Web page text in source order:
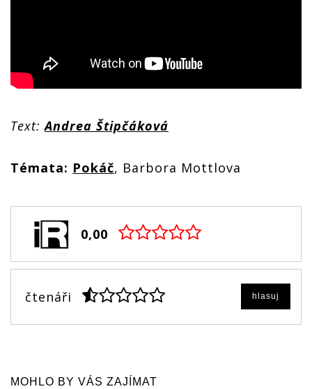
Text:Andrea Štipčáková
Témata: Pokáč, Barbora Mottlova
0,00
čtenáři hlasuj
MOHLO BY VÁS ZAJÍMAT